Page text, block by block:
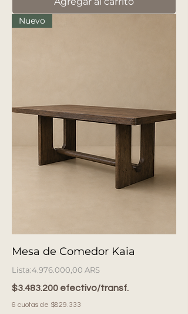
Nuevo
Mesa de Comedor Kaia
Precio4.976.000,00 ARS
$3.483.200 efectivo/transf.
6 cuotas de $829.333